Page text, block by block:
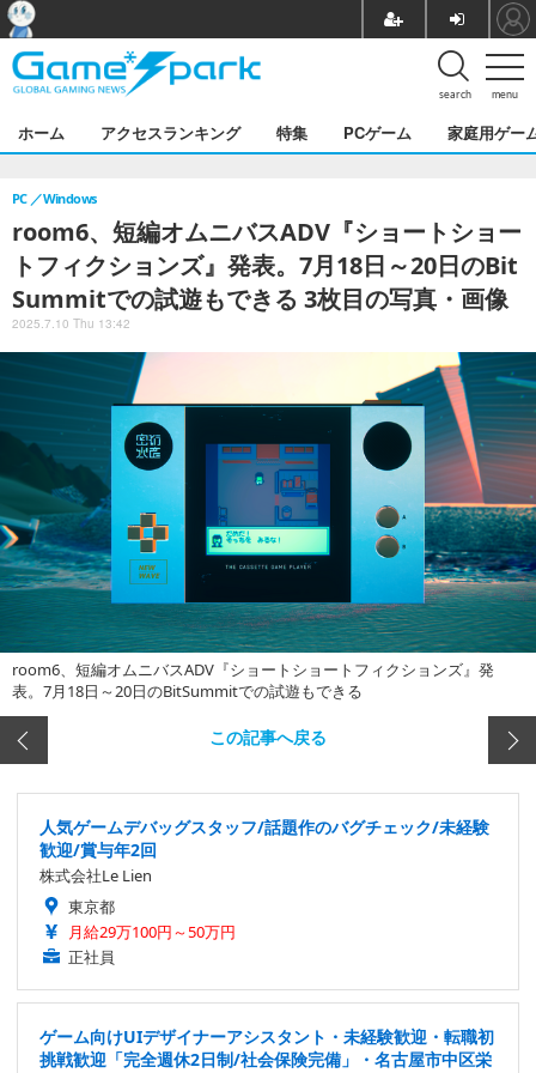
menu
search
ホーム アクセスランキング 特集 PCゲーム 家庭用ゲー
room6、短編オムニバスADV『ショートショー
トフィクションズ』発表。7月18日～20日のBit
Summitでの試遊もできる 3枚目の写真・画像
PC Windows
2025.7.10 Thu 13:42
room6、短編オムニバスADV『ショートショートフィクションズ』発
表。7月18日～20日のBitSummitでの試遊もできる
この記事へ戻る
人気ゲームデバッグスタッフ/話題作のバグチェック/未経験
歓迎/賞与年2回
株式会社Le Lien
東京都
月給29万100円～50万円
正社員
ゲーム向けUIデザイナーアシスタント・未経験歓迎・転職初
挑戦歓迎「完全週休2日制/社会保険完備」・名古屋市中区栄